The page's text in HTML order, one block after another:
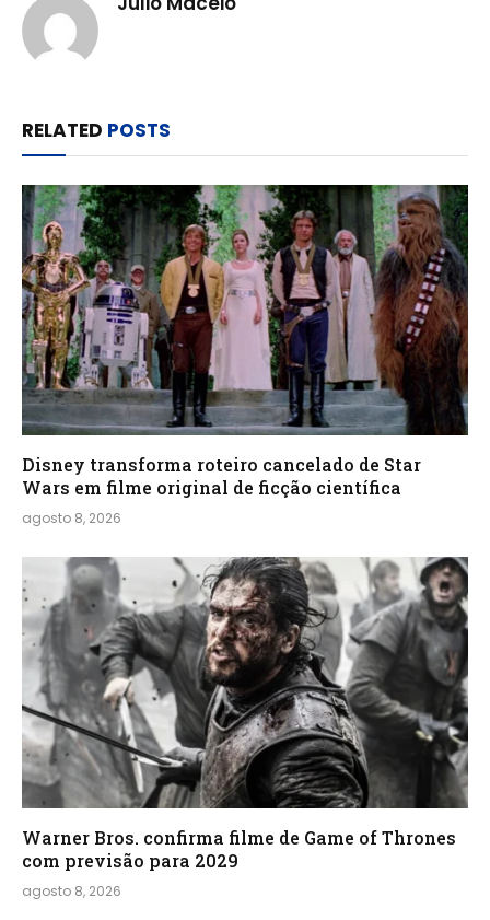
RELATED POSTS
Disney transforma roteiro cancelado de Star
Wars em filme original de ficção científica
agosto 8, 2026
Warner Bros. confirma filme de Game of Thrones
com previsão para 2029
agosto 8, 2026